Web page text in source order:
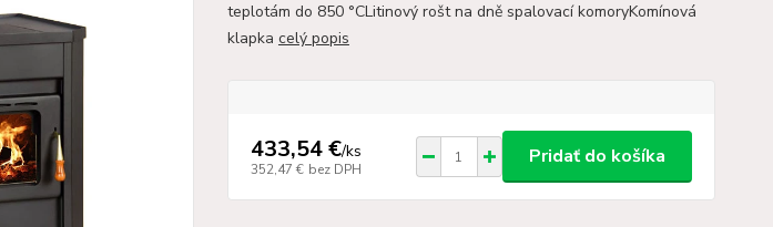
teplotám do 850 °CLitinový rošt na dně spalovací komoryKomínová
klapka celý popis
433,54 €/ks
352,47 € bez DPH
Pridať do košíka